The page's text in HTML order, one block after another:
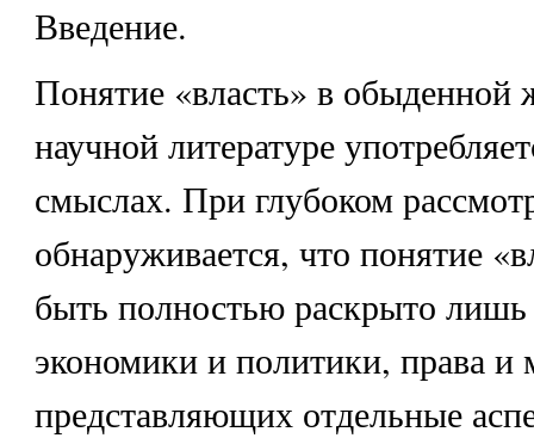
Введение.
Понятие «власть» в обыденной
научной литературе
смыслах. При глубоком
обнаруживается, что понятие
быть полностью раскрыто лишь
экономики и политики, права и
представляющих отдельные